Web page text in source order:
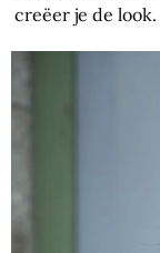
creëer je de look.